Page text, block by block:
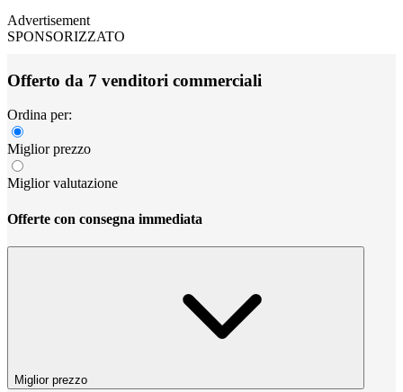
Advertisement
SPONSORIZZATO
Offerto da 7 venditori commerciali
Ordina per:
Miglior prezzo
Miglior valutazione
Offerte con consegna immediata
Miglior prezzo